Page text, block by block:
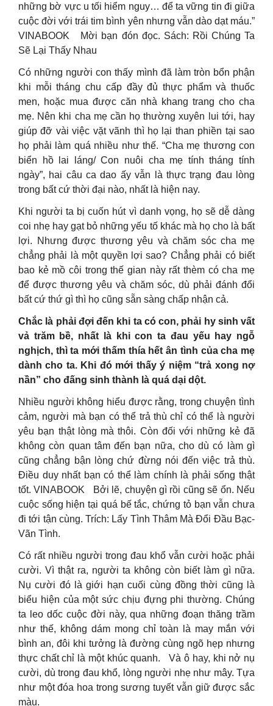
những bờ vực u tối hiểm nguy… để ta vững tin đi giữa
cuộc đời với trái tim bình yên nhưng vẫn dào dạt máu.”
VINABOOK Mời bạn đón đọc. Sách: Rồi Chúng Ta
Sẽ Lại Thấy Nhau
Có những người con thấy mình đã làm tròn bổn phận
khi mỗi tháng chu cấp đầy đủ thực phẩm và thuốc
men, hoặc mua được căn nhà khang trang cho cha
mẹ. Nên khi cha mẹ cần họ thường xuyên lui tới, hay
giúp đỡ vài việc vặt vãnh thì họ lại than phiền tại sao
họ phải làm quá nhiều như thế. “Cha mẹ thương con
biển hồ lai láng/ Con nuôi cha mẹ tính tháng tính
ngày”, hai câu ca dao ấy vẫn là thực trạng đau lòng
trong bất cứ thời đại nào, nhất là hiện nay.
Khi người ta bị cuốn hút vì danh vọng, họ sẽ dễ dàng
coi nhẹ hay gạt bỏ những yếu tố khác mà họ cho là bất
lợi. Nhưng được thương yêu và chăm sóc cha mẹ
chẳng phải là một quyền lợi sao? Chẳng phải có biết
bao kẻ mồ côi trong thế gian này rất thèm có cha mẹ
để được thương yêu và chăm sóc, dù phải đánh đổi
bất cứ thứ gì thì họ cũng sẵn sàng chấp nhận cả.
Chắc là phải đợi đến khi ta có con, phải hy sinh vất
vả trăm bề, nhất là khi con ta đau yếu hay ngỗ
nghịch, thì ta mới thấm thía hết ân tình của cha mẹ
dành cho ta. Khi đó mới thấy ý niệm “trả xong nợ
nần” cho đấng sinh thành là quá dại dột.
Nhiều người không hiểu được rằng, trong chuyện tình
cảm, người mà bạn có thể trả thù chỉ có thể là người
yêu bạn thật lòng mà thôi. Còn đối với những kẻ đã
không còn quan tâm đến bạn nữa, cho dù có làm gì
cũng chẳng bận lòng chứ đừng nói đến việc trả thù.
Điều duy nhất bạn có thể làm chính là phải sống thật
tốt. VINABOOK Bởi lẽ, chuyện gì rồi cũng sẽ ổn. Nếu
cuộc sống hiện tại quá bế tắc, chứng tỏ bạn vẫn chưa
đi tới tận cùng. Trích: Lấy Tình Thâm Mà Đổi Đầu Bạc-
Vãn Tình.
Có rất nhiều người trong đau khổ vẫn cười hoặc phải
cười. Vì thật ra, người ta không còn biết làm gì nữa.
Nụ cười đó là giới hạn cuối cùng đồng thời cũng là
biểu hiện của một sức chịu đựng phi thường. Chúng
ta leo dốc cuộc đời này, qua những đoạn thăng trầm
như thế, không dám mong chỉ toàn là may mắn với
bình an, đôi khi tưởng là đường cùng ngõ hẹp nhưng
thực chất chỉ là một khúc quanh. Và ô hay, khi nở nụ
cười, dù trong đau khổ, lòng người nhẹ như mây. Tựa
như một đóa hoa trong sương tuyết vẫn giữ được sắc
màu.